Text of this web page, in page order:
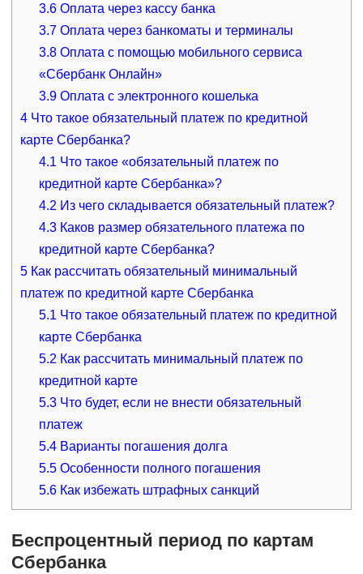
3.6 Оплата через кассу банка
3.7 Оплата через банкоматы и терминалы
3.8 Оплата с помощью мобильного сервиса
«Сбербанк Онлайн»
3.9 Оплата с электронного кошелька
4Что такое обязательный платеж по кредитной
карте Сбербанка?
4.1 Что такое «обязательный платеж по
кредитной карте Сбербанка»?
4.2 Из чего складывается обязательный платеж?
4.3 Каков размер обязательного платежа по
кредитной карте Сбербанка?
5Как рассчитать обязательный минимальный
платеж по кредитной карте Сбербанка
5.1 Что такое обязательный платеж по кредитной
карте Сбербанка
5.2 Как рассчитать минимальный платеж по
кредитной карте
5.3 Что будет, если не внести обязательный
платеж
5.4 Варианты погашения долга
5.5 Особенности полного погашения
5.6 Как избежать штрафных санкций
Беспроцентный период по картам
Сбербанка